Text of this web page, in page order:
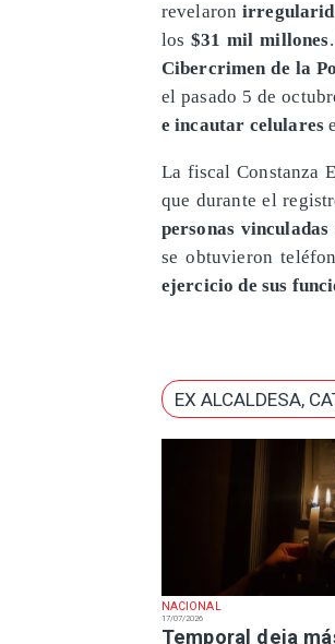
NACIONAL
17/07/2026
Temporal deja
revelaron
los $31 mil millones
Cibercrimen de la
el pasado 5 de
e incautar celulares
​La fiscal Constanza
que durante el
personas
se obtuvieron
ejercicio de sus
EX ALCALDESA,